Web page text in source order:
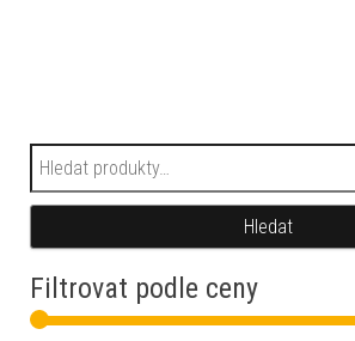
Hledat:
Hledat
Filtrovat podle ceny